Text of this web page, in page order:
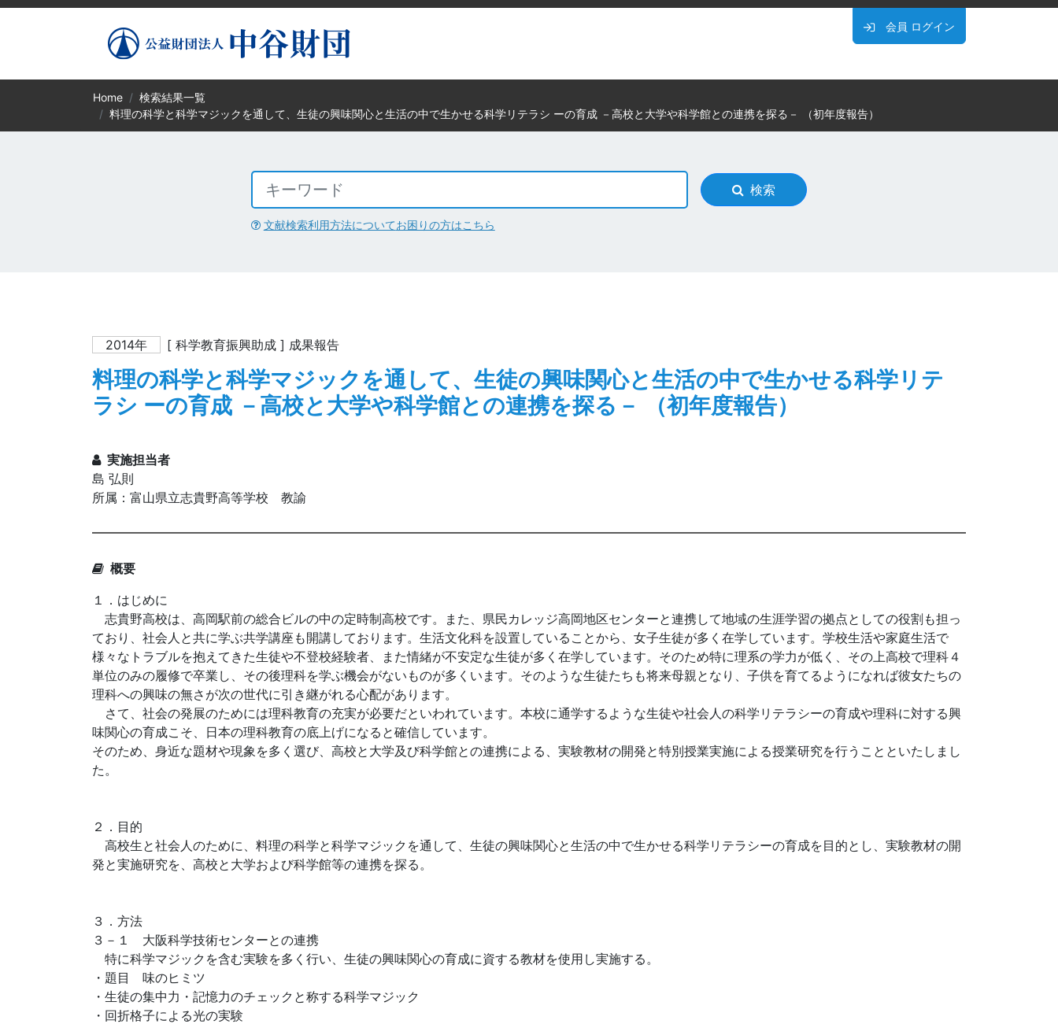
会員 ログイン
Home
検索結果一覧
料理の科学と科学マジックを通して、生徒の興味関心と生活の中で生かせる科学リテラシ ーの育成 －高校と大学や科学館との連携を探る－ （初年度報告）
検索
文献検索利用方法についてお困りの方はこちら
2014年 [ 科学教育振興助成 ] 成果報告
料理の科学と科学マジックを通して、生徒の興味関心と生活の中で生かせる科学リテ
ラシ ーの育成 －高校と大学や科学館との連携を探る－ （初年度報告）
実施担当者
島 弘則
所属：富山県立志貴野高等学校 教諭
概要
１．はじめに
志貴野高校は、高岡駅前の総合ビルの中の定時制高校です。また、県民カレッジ高岡地区センターと連携して地域の生涯学習の拠点としての役割も担っ
ており、社会人と共に学ぶ共学講座も開講しております。生活文化科を設置していることから、女子生徒が多く在学しています。学校生活や家庭生活で
様々なトラブルを抱えてきた生徒や不登校経験者、また情緒が不安定な生徒が多く在学しています。そのため特に理系の学力が低く、その上高校で理科４
単位のみの履修で卒業し、その後理科を学ぶ機会がないものが多くいます。そのような生徒たちも将来母親となり、子供を育てるようになれば彼女たちの
理科への興味の無さが次の世代に引き継がれる心配があります。
さて、社会の発展のためには理科教育の充実が必要だといわれています。本校に通学するような生徒や社会人の科学リテラシーの育成や理科に対する興
味関心の育成こそ、日本の理科教育の底上げになると確信しています。
そのため、身近な題材や現象を多く選び、高校と大学及び科学館との連携による、実験教材の開発と特別授業実施による授業研究を行うことといたしまし
た。
２．目的
高校生と社会人のために、料理の科学と科学マジックを通して、生徒の興味関心と生活の中で生かせる科学リテラシーの育成を目的とし、実験教材の開
発と実施研究を、高校と大学および科学館等の連携を探る。
３．方法
３－１ 大阪科学技術センターとの連携
特に科学マジックを含む実験を多く行い、生徒の興味関心の育成に資する教材を使用し実施する。
・題目 味のヒミツ
・生徒の集中力・記憶力のチェックと称する科学マジック
・回折格子による光の実験